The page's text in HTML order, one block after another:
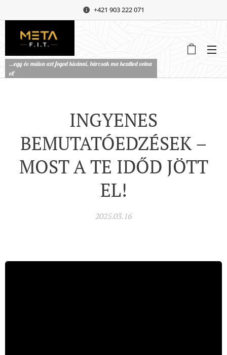
+421 903 222 071
...egy év múlva azt fogod kívánni, bárcsak ma kezdted volna
el!
INGYENES
BEMUTATÓEDZÉSEK –
MOST A TE IDŐD JÖTT
EL!
2025.03.16